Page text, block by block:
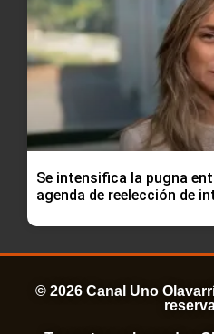
Se intensifica la pugna
agenda de reelección de
© 2026 Canal Uno